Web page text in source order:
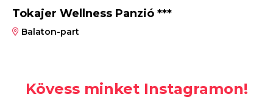
Tokajer Wellness Panzió ***
Balaton-part
Kövess minket Instagramon!